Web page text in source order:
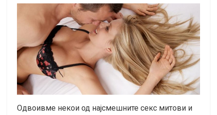
Одвоивме некои од најсмешните секс митови и